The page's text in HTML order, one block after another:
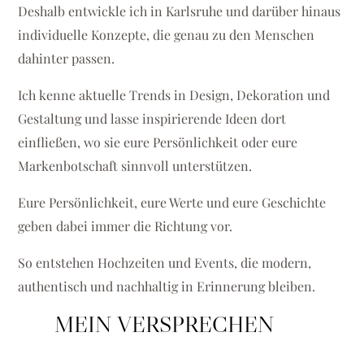
Deshalb entwickle ich in Karlsruhe und darüber hinaus
individuelle Konzepte, die genau zu den Menschen
dahinter passen.
Ich kenne aktuelle Trends in Design, Dekoration und
Gestaltung und lasse inspirierende Ideen dort
einfließen, wo sie eure Persönlichkeit oder eure
Markenbotschaft sinnvoll unterstützen.
Eure Persönlichkeit, eure Werte und eure Geschichte
geben dabei immer die Richtung vor.
So entstehen Hochzeiten und Events, die modern,
authentisch und nachhaltig in Erinnerung bleiben.
MEIN VERSPRECHEN